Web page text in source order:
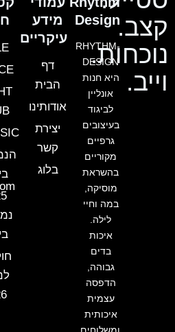
קצב.
נוכחות.
וייב.
Design
RHYTHM-
DESIGN
היא חנות
אונליין
לביגוד
בעיצובים
גרפיים
מקוריים
בהשראת
מוסיקה,
במה וחיי
לילה.
איכות
בדים
גבוהה,
הדפסה
עצמית
איכותית
מידע
עיקריים
דף
הבית
אודותינו
יצירת
קשר
בלוג